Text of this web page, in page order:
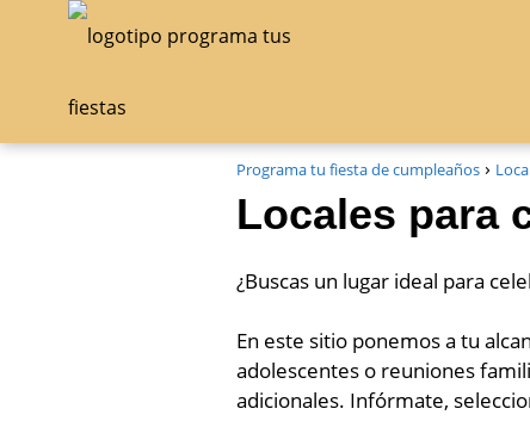
Programa tu fiesta de cumpleaños
Locales para
¿Buscas un lugar ideal para
En este sitio ponemos a tu
adolescentes o reuniones
adicionales. Infórmate,